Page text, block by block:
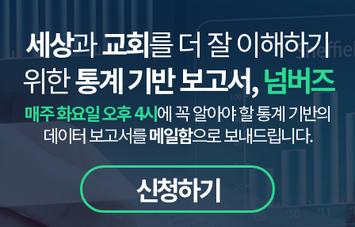
세상과교회를 더 잘 이해하기
위한통계 기반 보고서,넘버즈
매주 화요일 오후 4시에 꼭 알아야 할 통계 기반의
데이터 보고서를메일함으로 보내드립니다.
신청하기